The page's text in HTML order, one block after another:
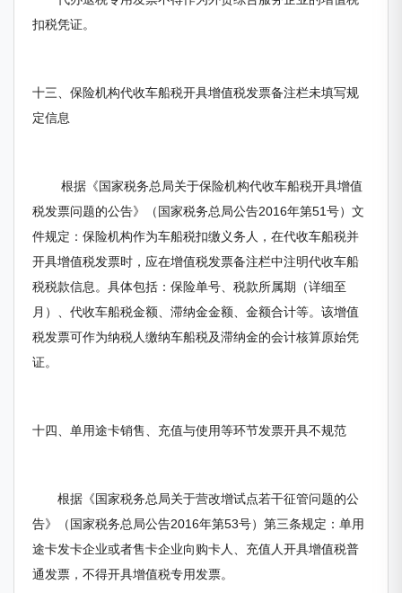
扣税凭证。
十三、保险机构代收车船税开具增值税发票备注栏未填写规
定信息
根据《国家税务总局关于保险机构代收车船税开具增值
税发票问题的公告》（国家税务总局公告2016年第51号）文
件规定：保险机构作为车船税扣缴义务人，在代收车船税并
开具增值税发票时，应在增值税发票备注栏中注明代收车船
税税款信息。具体包括：保险单号、税款所属期（详细至
月）、代收车船税金额、滞纳金金额、金额合计等。该增值
税发票可作为纳税人缴纳车船税及滞纳金的会计核算原始凭
证。
十四、单用途卡销售、充值与使用等环节发票开具不规范
根据《国家税务总局关于营改增试点若干征管问题的公
告》（国家税务总局公告2016年第53号）第三条规定：单用
途卡发卡企业或者售卡企业向购卡人、充值人开具增值税普
通发票，不得开具增值税专用发票。